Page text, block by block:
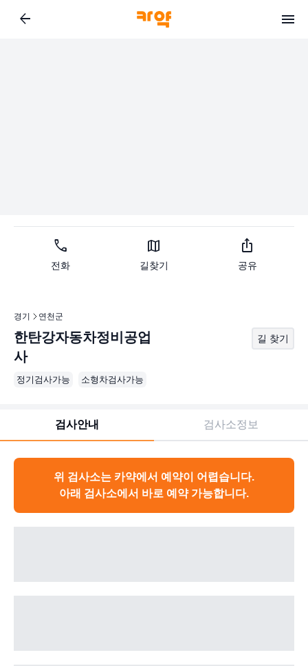
arrow_back
call
전화
map
길찾기
ios_share
공유
경기 연천군
한탄강자동차정비공업
사
길 찾기
정기검사가능 소형차검사가능
검사안내 검사소정보
위 검사소는 카약에서 예약이 어렵습니다.
아래 검사소에서 바로 예약 가능합니다.